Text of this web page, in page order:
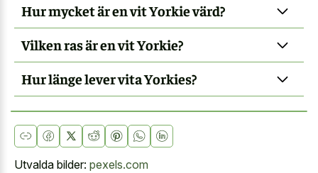
Hur mycket är en vit Yorkie värd?
Vilken ras är en vit Yorkie?
Hur länge lever vita Yorkies?
Utvalda bilder: pexels.com